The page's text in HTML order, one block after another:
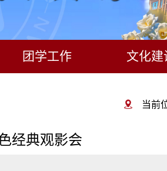
团学工作 文化建
当前
经典观影会